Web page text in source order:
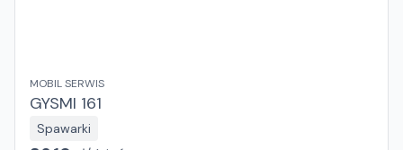
MOBIL SERWIS
GYSMI 161
Spawarki